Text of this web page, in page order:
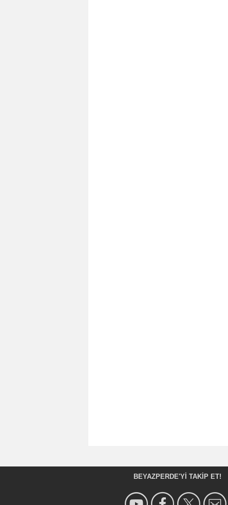
BEYAZPERDE'YI TAKIP ET!